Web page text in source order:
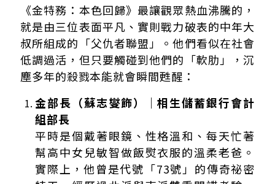
《金特務：本色回歸》最讓觀眾熱血沸騰的，
就是由三位表面平凡、實則戰力破表的中年大
叔所組成的「父仇者聯盟」。他們看似在社會
低調過活，但只要觸碰到他們的「軟肋」，沉
塵多年的殺戮本能就會瞬間甦醒：
金部長（蘇志燮飾）｜相生儲蓄銀行會計
組部長
平時是個戴著眼鏡、性格溫和、每天忙著
幫高中女兒敏智做飯熨衣服的溫柔老爸。
實際上，他曾是代號「73號」的傳奇祕密